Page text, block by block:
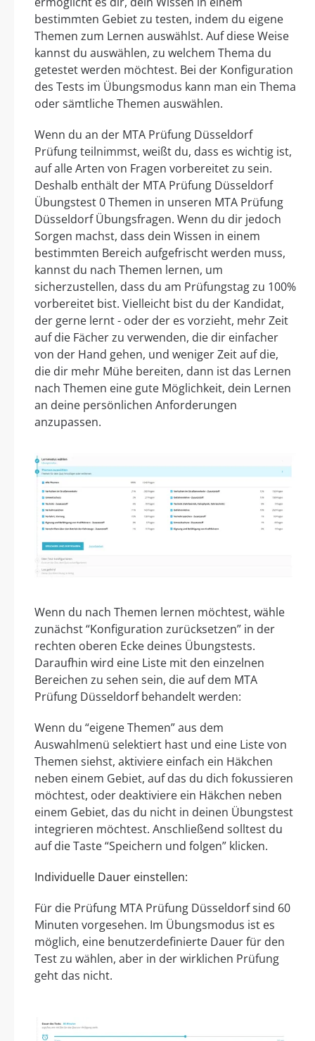
bestimmten Gebiet zu testen, indem du eigene
Themen zum Lernen auswählst. Auf diese Weise
kannst du auswählen, zu welchem Thema du
getestet werden möchtest. Bei der Konfiguration
des Tests im Übungsmodus kann man ein Thema
oder sämtliche Themen auswählen.
Wenn du an der MTA Prüfung Düsseldorf
Prüfung teilnimmst, weißt du, dass es wichtig ist,
auf alle Arten von Fragen vorbereitet zu sein.
Deshalb enthält der MTA Prüfung Düsseldorf
Übungstest 0 Themen in unseren MTA Prüfung
Düsseldorf Übungsfragen. Wenn du dir jedoch
Sorgen machst, dass dein Wissen in einem
bestimmten Bereich aufgefrischt werden muss,
kannst du nach Themen lernen, um
sicherzustellen, dass du am Prüfungstag zu 100%
vorbereitet bist. Vielleicht bist du der Kandidat,
der gerne lernt - oder der es vorzieht, mehr Zeit
auf die Fächer zu verwenden, die dir einfacher
von der Hand gehen, und weniger Zeit auf die,
die dir mehr Mühe bereiten, dann ist das Lernen
nach Themen eine gute Möglichkeit, dein Lernen
an deine persönlichen Anforderungen
anzupassen.
Wenn du nach Themen lernen möchtest, wähle
zunächst “Konfiguration zurücksetzen” in der
rechten oberen Ecke deines Übungstests.
Daraufhin wird eine Liste mit den einzelnen
Bereichen zu sehen sein, die auf dem MTA
Prüfung Düsseldorf behandelt werden:
Wenn du “eigene Themen” aus dem
Auswahlmenü selektiert hast und eine Liste von
Themen siehst, aktiviere einfach ein Häkchen
neben einem Gebiet, auf das du dich fokussieren
möchtest, oder deaktiviere ein Häkchen neben
einem Gebiet, das du nicht in deinen Übungstest
integrieren möchtest. Anschließend solltest du
auf die Taste “Speichern und folgen” klicken.
Individuelle Dauer einstellen:
Für die Prüfung MTA Prüfung Düsseldorf sind 60
Minuten vorgesehen. Im Übungsmodus ist es
möglich, eine benutzerdefinierte Dauer für den
Test zu wählen, aber in der wirklichen Prüfung
geht das nicht.